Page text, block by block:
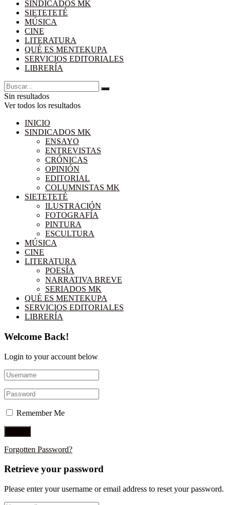
SINDICADOS MK
SIETETETÉ
MÚSICA
CINE
LITERATURA
QUÉ ES MENTEKUPA
SERVICIOS EDITORIALES
LIBRERÍA
Sin resultados
Ver todos los resultados
INICIO
SINDICADOS MK
ENSAYO
ENTREVISTAS
CRÓNICAS
OPINIÓN
EDITORIAL
COLUMNISTAS MK
SIETETETÉ
ILUSTRACIÓN
FOTOGRAFÍA
PINTURA
ESCULTURA
MÚSICA
CINE
LITERATURA
POESÍA
NARRATIVA BREVE
SERIADOS MK
QUÉ ES MENTEKUPA
SERVICIOS EDITORIALES
LIBRERÍA
Welcome Back!
Login to your account below
Remember Me
Forgotten Password?
Retrieve your password
Please enter your username or email address to reset your password.